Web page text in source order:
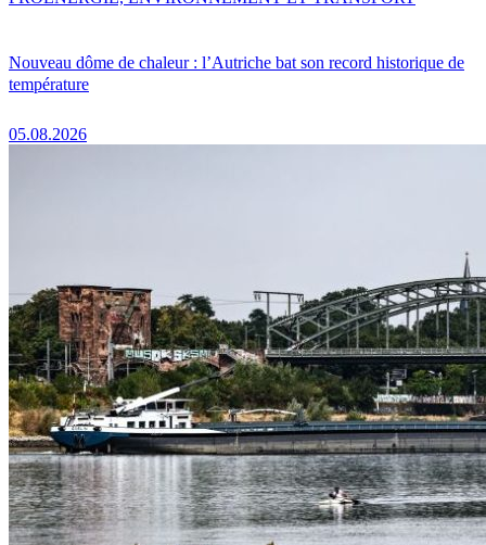
Nouveau dôme de chaleur : l’Autriche bat son record historique de
température
05.08.2026